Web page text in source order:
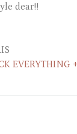
dear!!
EVERYTHING